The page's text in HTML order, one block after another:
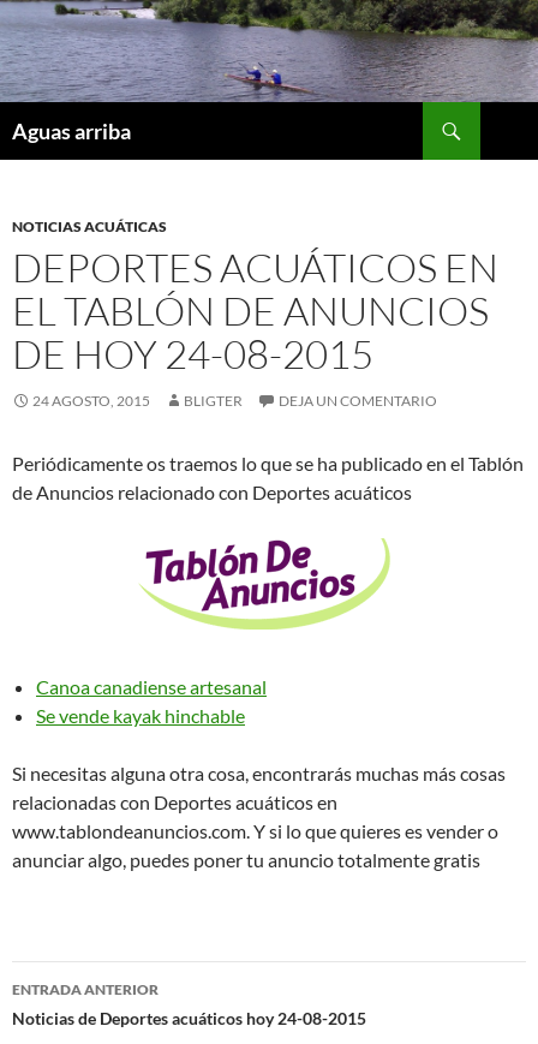
al
contenido
Aguas arriba
NOTICIAS ACUÁTICAS
DEPORTES ACUÁTICOS EN
EL TABLÓN DE ANUNCIOS
DE HOY 24-08-2015
24 AGOSTO, 2015 BLIGTER DEJA UN COMENTARIO
Periódicamente os traemos lo que se ha publicado en el Tablón
de Anuncios relacionado con Deportes acuáticos
Canoa canadiense artesanal
Se vende kayak hinchable
Si necesitas alguna otra cosa, encontrarás muchas más cosas
relacionadas con Deportes acuáticos en
www.tablondeanuncios.com. Y si lo que quieres es vender o
anunciar algo, puedes poner tu anuncio totalmente gratis
Navegación
de
ENTRADA ANTERIOR
Noticias de Deportes acuáticos hoy 24-08-2015